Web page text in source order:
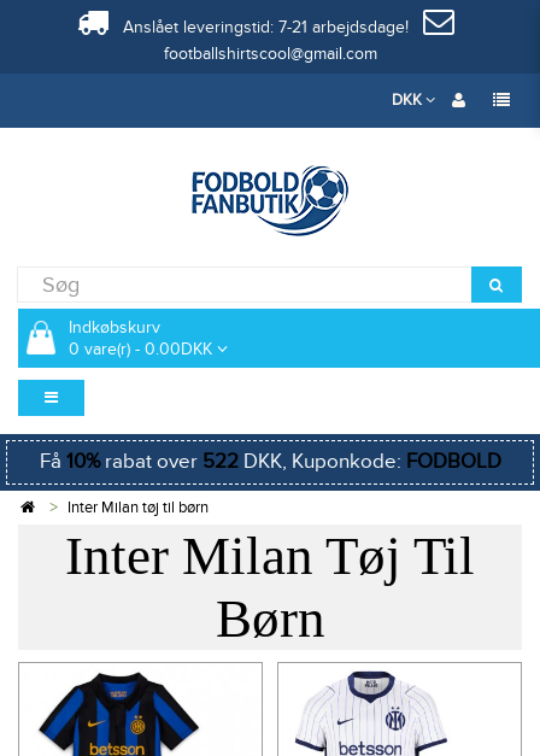
Anslået leveringstid: 7-21 arbejdsdage!
footballshirtscool@gmail.com
DKK
Indkøbskurv
0 vare(r) - 0.00DKK
Få 10%rabat over 522DKK, Kuponkode: FODBOLD
Inter Milan tøj til børn
Inter Milan Tøj Til
Børn